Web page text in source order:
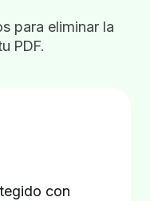
para eliminar la
PDF.
con